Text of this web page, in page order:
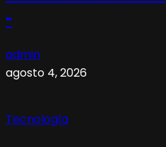
–
admin
agosto 4, 2026
Tecnología